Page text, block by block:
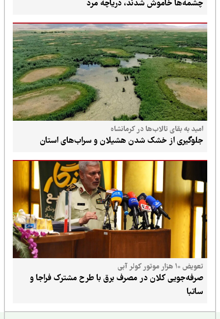
چشمه‌ها خاموش شدند، دریاچه مرد
امید به بقای تالاب‌ها در کرمانشاه
جلوگیری از خشک شدن هشیلان و سراب‌های استان
تعویض ۱۰ هزار موتور کولر آبی
صرفه‌جویی کلان در مصرف برق با طرح مشترک فراجا و
ساتبا